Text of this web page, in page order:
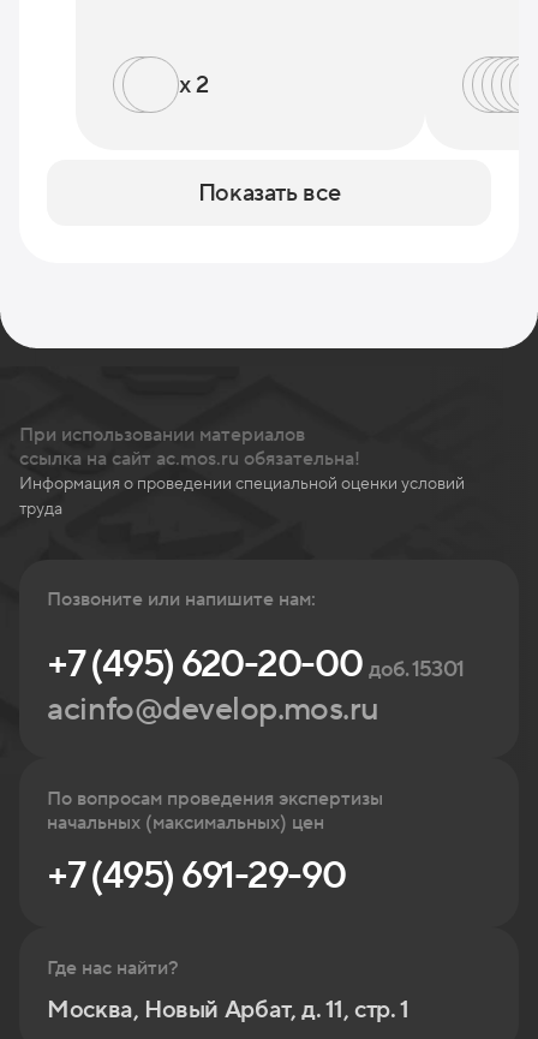
x 2
Показать все
При использовании материалов
ссылка на сайт ac.mos.ru обязательна!
Информация о проведении специальной оценки условий
труда
Позвоните или напишите нам:
+7 (495) 620-20-00доб. 15301
acinfo@develop.mos.ru
По вопросам проведения экспертизы
начальных (максимальных) цен
+7 (495) 691-29-90
Где нас найти?
Москва, Новый Арбат, д. 11, стр. 1